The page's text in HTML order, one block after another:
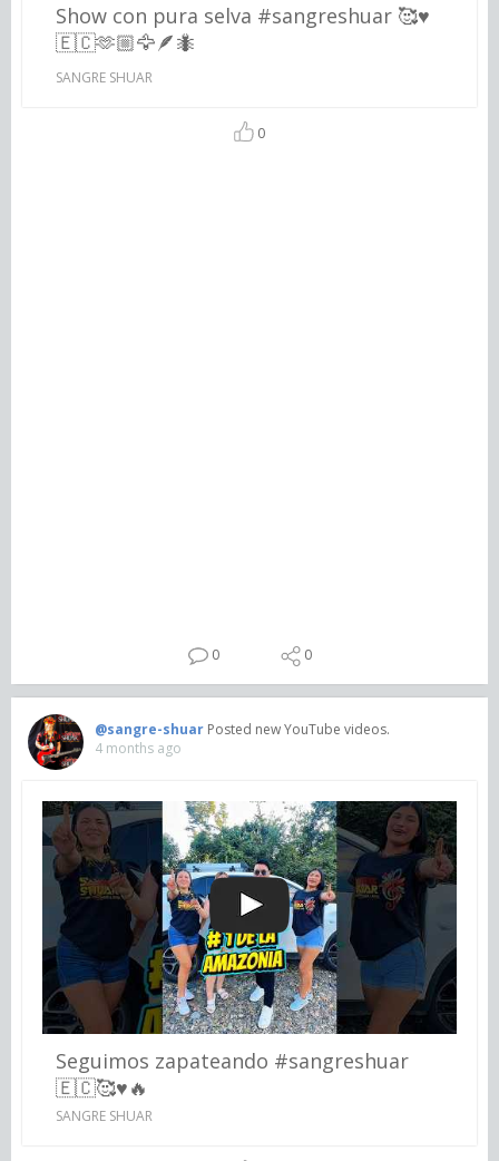
Show con pura selva #sangreshuar 🥰♥️
🇪🇨🫶🏼🦅🪶🐜
SANGRE SHUAR
0
0 0
@sangre-shuar Posted new YouTube videos.
4 months ago
Seguimos zapateando #sangreshuar
🇪🇨🥰♥️🔥
SANGRE SHUAR